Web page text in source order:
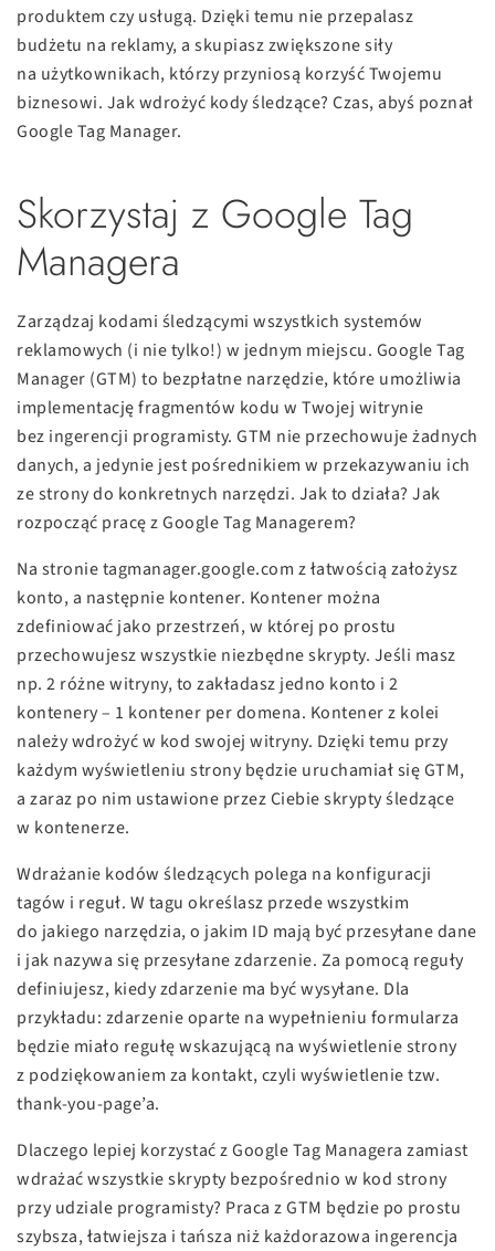
produktem czy usługą. Dzięki temu nie przepalasz
budżetu na reklamy, a skupiasz zwiększone siły
na użytkownikach, którzy przyniosą korzyść Twojemu
biznesowi. Jak wdrożyć kody śledzące? Czas, abyś poznał
Google Tag Manager.
Skorzystaj z Google Tag
Managera
Zarządzaj kodami śledzącymi wszystkich systemów
reklamowych (i nie tylko!) w jednym miejscu. Google Tag
Manager (GTM) to bezpłatne narzędzie, które umożliwia
implementację fragmentów kodu w Twojej witrynie
bez ingerencji programisty. GTM nie przechowuje żadnych
danych, a jedynie jest pośrednikiem w przekazywaniu ich
ze strony do konkretnych narzędzi. Jak to działa? Jak
rozpocząć pracę z Google Tag Managerem?
Na stronie tagmanager.google.com z łatwością założysz
konto, a następnie kontener. Kontener można
zdefiniować jako przestrzeń, w której po prostu
przechowujesz wszystkie niezbędne skrypty. Jeśli masz
np. 2 różne witryny, to zakładasz jedno konto i 2
kontenery – 1 kontener per domena. Kontener z kolei
należy wdrożyć w kod swojej witryny. Dzięki temu przy
każdym wyświetleniu strony będzie uruchamiał się GTM,
a zaraz po nim ustawione przez Ciebie skrypty śledzące
w kontenerze.
Wdrażanie kodów śledzących polega na konfiguracji
tagów i reguł. W tagu określasz przede wszystkim
do jakiego narzędzia, o jakim ID mają być przesyłane dane
i jak nazywa się przesyłane zdarzenie. Za pomocą reguły
definiujesz, kiedy zdarzenie ma być wysyłane. Dla
przykładu: zdarzenie oparte na wypełnieniu formularza
będzie miało regułę wskazującą na wyświetlenie strony
z podziękowaniem za kontakt, czyli wyświetlenie tzw.
thank-you-page’a.
Dlaczego lepiej korzystać z Google Tag Managera zamiast
wdrażać wszystkie skrypty bezpośrednio w kod strony
przy udziale programisty? Praca z GTM będzie po prostu
szybsza, łatwiejsza i tańsza niż każdorazowa ingerencja